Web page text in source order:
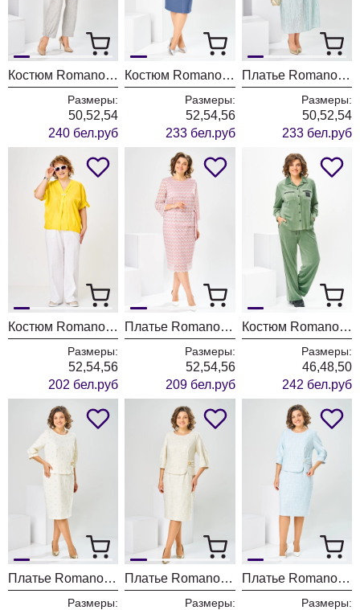
Костюм Romanovich Style 2-2928
Размеры:
50,52,54
240 бел.руб
Костюм Romanovich Style 3-2914 джинс
Размеры:
52,54,56
233 бел.руб
Платье Romanovich Style 1-2913 голубой
Размеры:
50,52,54
233 бел.руб
Костюм Romanovich Style 2-2896 жёлтый + белый
Размеры:
52,54,56
202 бел.руб
Платье Romanovich Style 1-2894 розовый
Размеры:
52,54,56
209 бел.руб
Костюм Romanovich Style 2-2857 оливковый
Размеры:
46,48,50
242 бел.руб
Платье Romanovich Style 1-2537 молочный/штрихи
Размеры:
Платье Romanovich Style 1-2537 молочный/листики
Размеры:
Платье Romanovich Style 1-2537 голубой-1
Размеры: